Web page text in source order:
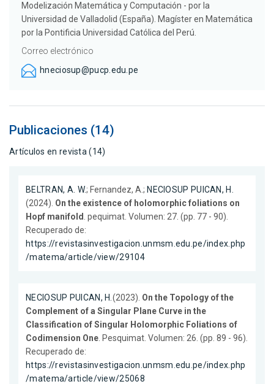
Modelización Matemática y Computación - por la
Universidad de Valladolid (España). Magíster en Matemática
por la Pontificia Universidad Católica del Perú.
Correo electrónico
hneciosup@pucp.edu.pe
Publicaciones (14)
Artículos en revista (14)
BELTRAN, A. W.; Fernandez, A.; NECIOSUP PUICAN, H.
(2024). On the existence of holomorphic foliations on
Hopf manifold . pequimat. Volumen: 27. (pp. 77 - 90).
Recuperado de:
https://revistasinvestigacion.unmsm.edu.pe/index.php
/matema/article/view/29104
NECIOSUP PUICAN, H. (2023). On the Topology of the
Complement of a Singular Plane Curve in the
Classification of Singular Holomorphic Foliations of
Codimension One . Pesquimat. Volumen: 26. (pp. 89 - 96).
Recuperado de:
https://revistasinvestigacion.unmsm.edu.pe/index.php
/matema/article/view/25068